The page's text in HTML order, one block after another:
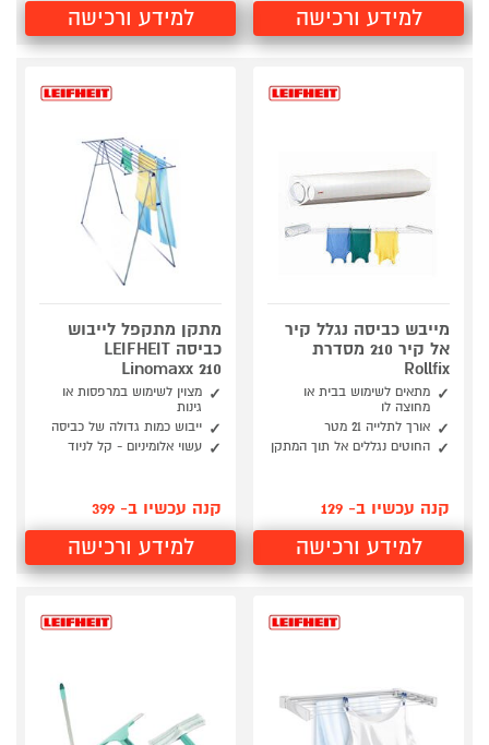
למידע ורכישה למידע ורכישה
מייבש כביסה נגלל קיר
אל קיר 210 מסדרת
Rollfix
מתאים לשימוש בבית או
מחוצה לו
אורך לתלייה 21 מטר
החוטים נגללים אל תוך המתקן
קנה עכשיו ב- 129
למידע ורכישה
מתקן מתקפל לייבוש
כביסה LEIFHEIT
Linomaxx 210
מצוין לשימוש במרפסות או
גינות
ייבוש כמות גדולה של כביסה
עשוי אלומיניום - קל לניוד
קנה עכשיו ב- 399
למידע ורכישה